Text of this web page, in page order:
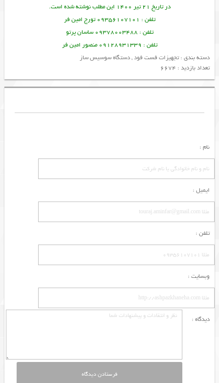
در تاریخ 21 تیر 1400 این مطلب نوشته شده است.
تلفن : 09356107101 تورج امین فر
تلفن : 09378003488 ساسان پرتو
تلفن : 09128931339 منصور امین فر
دسته بندی :تجهیزات فست فود,دستگاه سوسیس ساز
تعداد بازدید : 6674
نام :
ایمیل :
تلفن :
وبسایت :
دیدگاه :